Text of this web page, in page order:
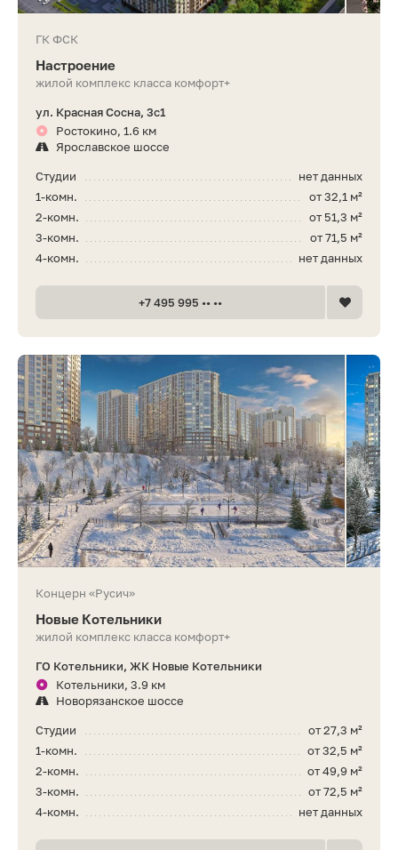
ГК ФСК
Настроение
жилой комплекс класса комфорт+
ул. Красная Сосна, 3с1
Ростокино, 1.6 км
Ярославское шоссе
нет данных
Студии
от 32,1 м²
1-комн.
от 51,3 м²
2-комн.
от 71,5 м²
3-комн.
нет данных
4-комн.
+7 495 995 •• ••
Концерн «Русич»
Новые Котельники
жилой комплекс класса комфорт+
ГО Котельники, ЖК Новые Котельники
Котельники, 3.9 км
Новорязанское шоссе
от 27,3 м²
Студии
от 32,5 м²
1-комн.
от 49,9 м²
2-комн.
от 72,5 м²
3-комн.
нет данных
4-комн.